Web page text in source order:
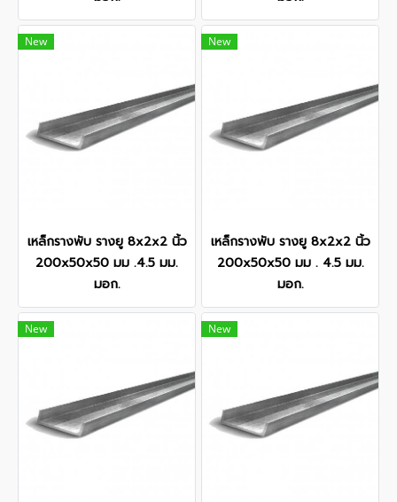
New
เหล็กรางพับ รางยู 8x2x2 นิ้ว
200x50x50 มม .4.5 มม.
มอก.
New
เหล็กรางพับ รางยู 8x2x2 นิ้ว
200x50x50 มม . 4.5 มม.
มอก.
New New